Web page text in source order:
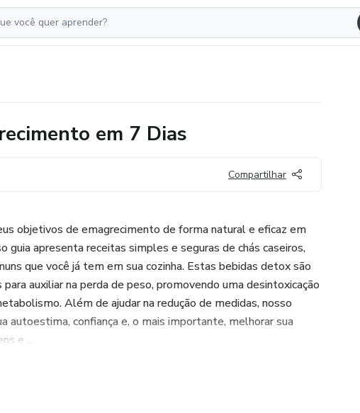
em 7 Dias
Compartilhar
objetivos de emagrecimento de forma natural e eficaz em
guia apresenta receitas simples e seguras de chás caseiros,
que você já tem em sua cozinha. Estas bebidas detox são
auxiliar na perda de peso, promovendo uma desintoxicação
Além de ajudar na redução de medidas, nosso
autoestima, confiança e, o mais importante, melhorar sua
e ...